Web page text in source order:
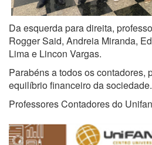
Da esquerda para direita,
Rogger Said, Andreia Miranda,
Lima e Lincon Vargas.
Parabéns a todos os contadores,
equilíbrio financeiro da sociedade.
Professores Contadores do